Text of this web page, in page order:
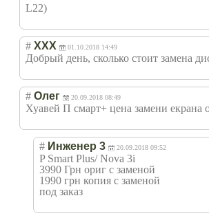
L22)
# XXX 01.10.2018 14:49
Добрый день, сколько стоит замена
# Олег 20.09.2018 08:49
Хуавей П смарт+ цена замени екрана
# Инженер 3 20.09.2018 09:52
P Smart Plus/ Nova 3i
3990 Грн ориг с заменой
1990 грн копия с заменой
под заказ